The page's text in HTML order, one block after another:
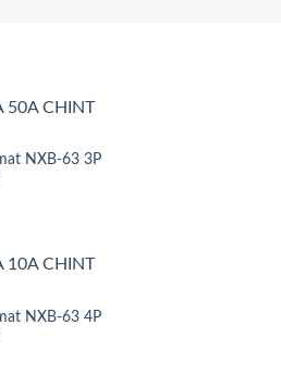
NXB-63 3P
NXB-63 4P